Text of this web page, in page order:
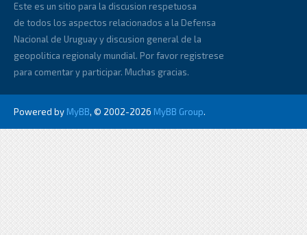
Este es un sitio para la discusion respetuosa
de todos los aspectos relacionados a la Defensa
Nacional de Uruguay y discusion general de la
geopolitica regionaly mundial. Por favor registrese
para comentar y participar. Muchas gracias.
Powered by MyBB, © 2002-2026 MyBB Group.